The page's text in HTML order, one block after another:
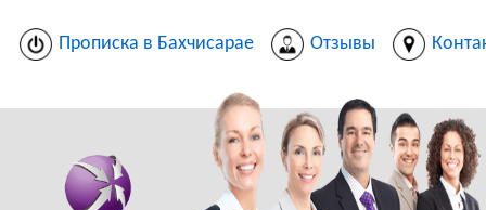
Прописка в Бахчисарае Отзывы